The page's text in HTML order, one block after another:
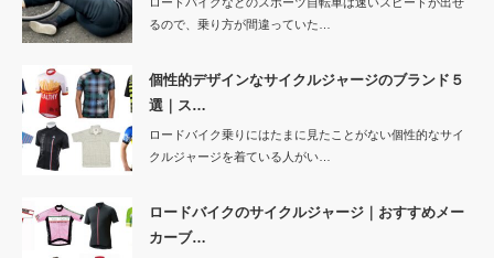
るので、乗り方が間違っていた…
個性的デザインなサイクルジャージのブランド５
選｜ス…
ロードバイク乗りにはたまに見たことがない個性的なサイ
クルジャージを着ている人がい…
ロードバイクのサイクルジャージ｜おすすめメー
カーブ…